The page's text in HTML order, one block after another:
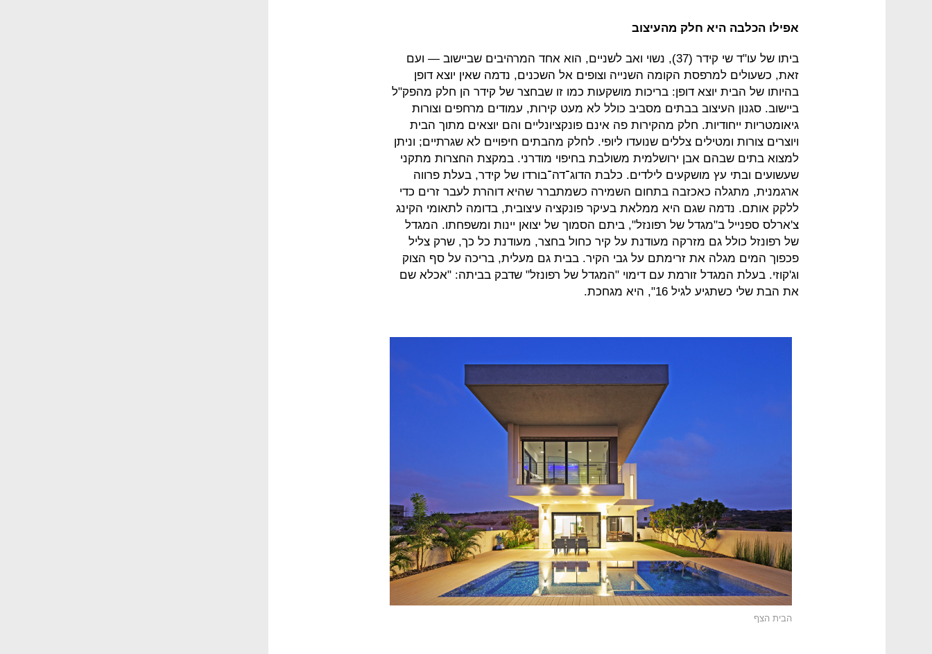
אפילו הכלבה היא חלק מהעיצוב
ביתו של עו"ד שי קידר (37), נשוי ואב לשניים, הוא אחד המרהיבים שביישוב — ועם
זאת, כשעולים למרפסת הקומה השנייה וצופים אל השכנים, נדמה שאין יוצא דופן
בהיותו של הבית יוצא דופן: בריכות מושקעות כמו זו שבחצר של קידר הן חלק מהפק"ל
ביישוב. סגנון העיצוב בבתים מסביב כולל לא מעט קירות, עמודים מרחפים וצורות
גיאומטריות ייחודיות. חלק מהקירות פה אינם פונקציונליים והם יוצאים מתוך הבית
ויוצרים צורות ומטילים צללים שנועדו ליופי. לחלק מהבתים חיפויים לא שגרתיים; וניתן
למצוא בתים שבהם אבן ירושלמית משולבת בחיפוי מודרני. במקצת החצרות מתקני
שעשועים ובתי עץ מושקעים לילדים. כלבת הדוג־דה־בורדו של קידר, בעלת פרווה
ארגמנית, מתגלה כאכזבה בתחום השמירה כשמתברר שהיא דוהרת לעבר זרים כדי
ללקק אותם. נדמה שגם היא ממלאת בעיקר פונקציה עיצובית, בדומה לתאומי הקינג
צ'ארלס ספנייל ב"מגדל של רפונזל", ביתם הסמוך של יצואן יינות ומשפחתו. המגדל
של רפונזל כולל גם מזרקה מעודנת על קיר כחול בחצר, מעודנת כל כך, שרק צליל
פכפוך המים מגלה את זרימתם על גבי הקיר. בבית גם מעלית, בריכה על סף הצוק
וג'קוזי. בעלת המגדל זורמת עם דימוי "המגדל של רפונזל" שדבק בביתה: "אכלא שם
את הבת שלי כשתגיע לגיל 16", היא מגחכת.
הבית הצף